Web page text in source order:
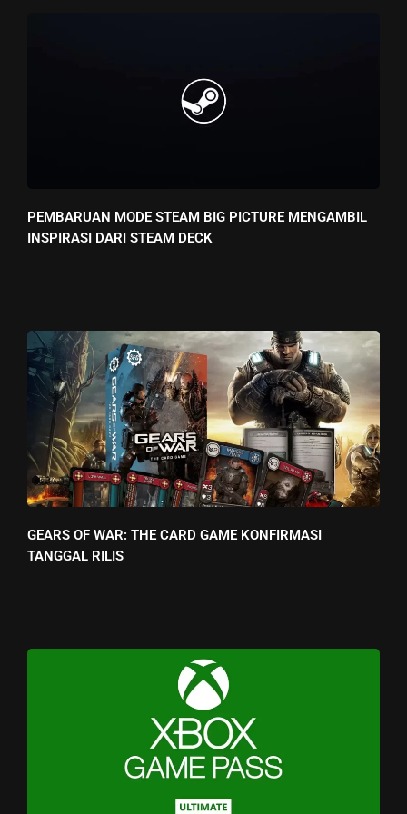
PEMBARUAN MODE STEAM BIG PICTURE MENGAMBIL
INSPIRASI DARI STEAM DECK
GEARS OF WAR: THE CARD GAME KONFIRMASI
TANGGAL RILIS